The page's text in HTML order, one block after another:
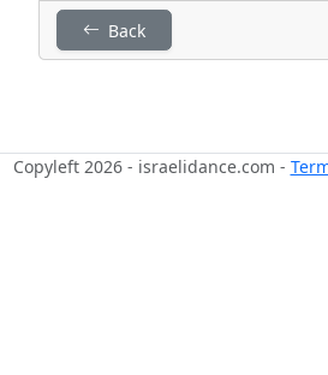
Back
Copyleft 2026 - israelidance.com -